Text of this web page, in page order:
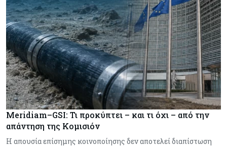
Meridiam–GSI: Τι προκύπτει – και τι όχι – από την
απάντηση της Κομισιόν
Η απουσία επίσημης κοινοποίησης δεν αποτελεί διαπίστωση